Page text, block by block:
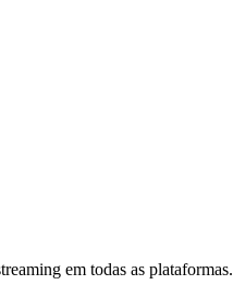
em todas as plataformas.